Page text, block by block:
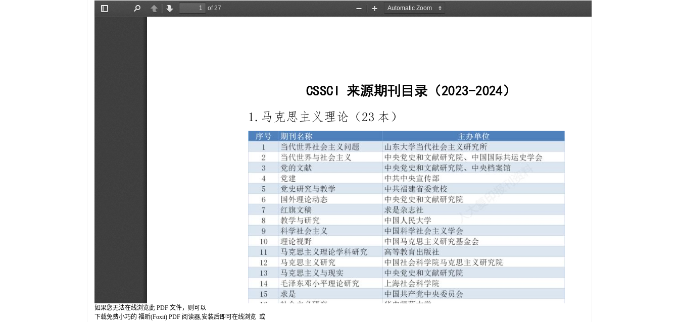
如果您无法在线浏览此 PDF 文件，则可以
下载免费小巧的 福昕(Foxit) PDF 阅读器,安装后即可在线浏览 或